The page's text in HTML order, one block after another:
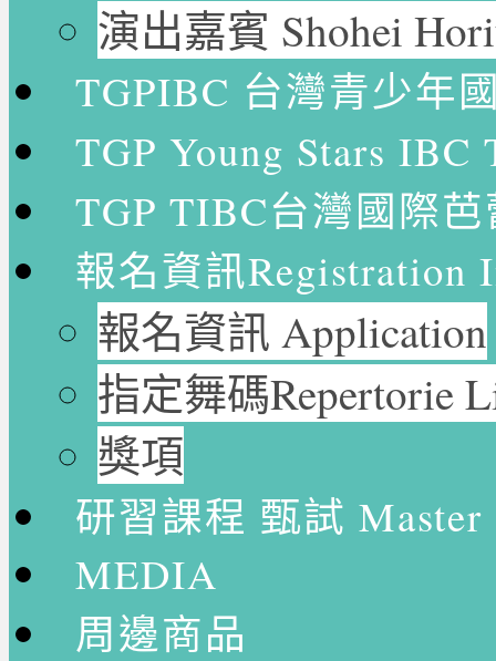
演出嘉賓 Shohei
TGPIBC 台灣青少年
TGP Young Stars
TGP TIBC台灣國際
報名資訊Registration
報名資訊 Application
指定舞碼Repertorie
獎項
研習課程 甄試
MEDIA
周邊商品